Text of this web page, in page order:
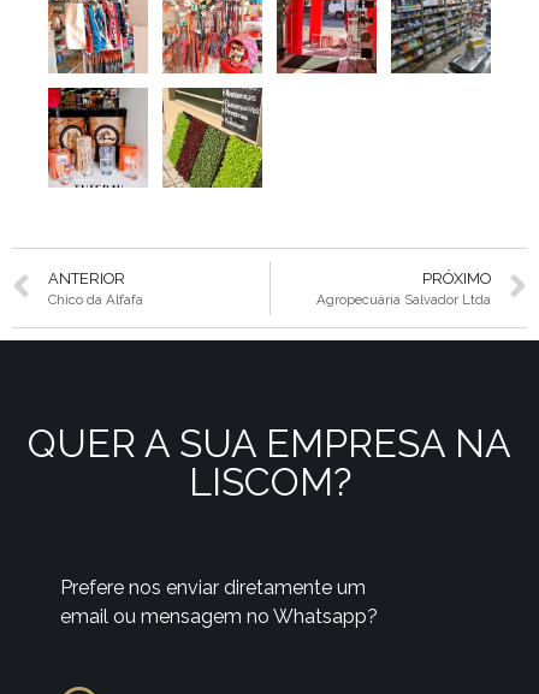
ANTERIOR
Chico da Alfafa
PRÓXIMO
Agropecuária Salvador Ltda
QUER A SUA EMPRESA NA
LISCOM?
Prefere nos enviar diretamente um
email ou mensagem no Whatsapp?